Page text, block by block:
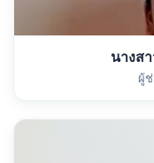
นางส
ผู้